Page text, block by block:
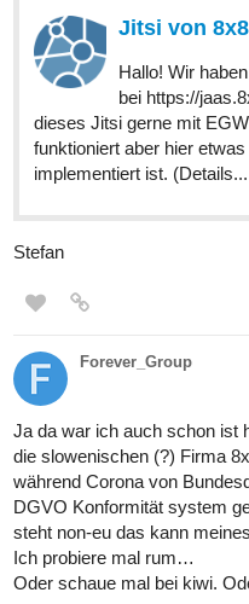
Jitsi von
Hallo! Wir
bei https://
dieses Jitsi gerne mit
funktioniert aber hier
implementiert ist. (Details...
Stefan
Forever_Group
Ja da war ich auch schon ist
die slowenischen (?) Firma
während Corona von
DGVO Konformität system
steht non-eu das kann
Ich probiere mal rum…
Oder schaue mal bei kiwi.